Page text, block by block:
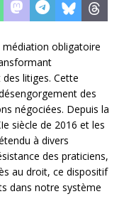
médiation obligatoire
litiges. Cette
des
négociées. Depuis la
siècle de 2016 et les
à divers
des praticiens,
au droit, ce dispositif
dans notre système